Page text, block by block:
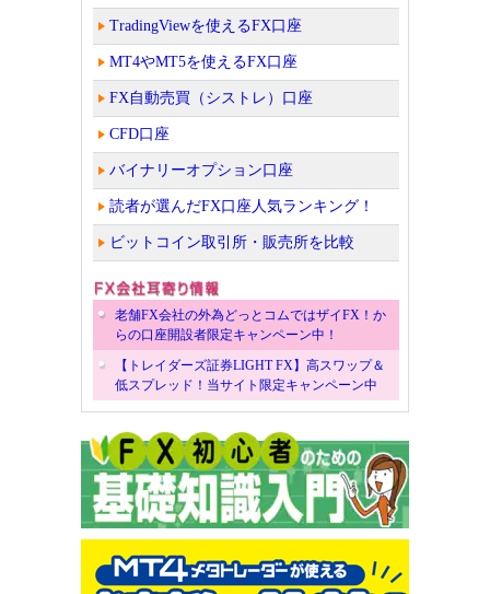
TradingViewを使えるFX口座
MT4やMT5を使えるFX口座
FX自動売買（シストレ）口座
CFD口座
バイナリーオプション口座
読者が選んだFX口座人気ランキング！
ビットコイン取引所・販売所を比較
老舗FX会社の外為どっとコムではザイFX！か
らの口座開設者限定キャンペーン中！
【トレイダーズ証券LIGHT FX】高スワップ＆
低スプレッド！当サイト限定キャンペーン中